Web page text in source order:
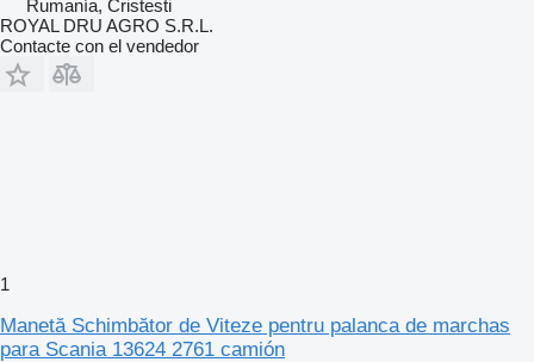
Rumanía, Cristesti
ROYAL DRU AGRO S.R.L.
Contacte con el vendedor
1
Manetă Schimbător de Viteze pentru palanca de marchas
para Scania 13624 2761 camión